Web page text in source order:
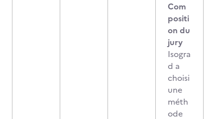
Com
positi
on du
jury
Isogra
d a
choisi
une
méth
ode